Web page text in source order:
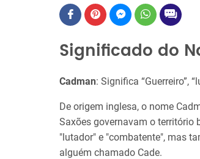
Significado do
Cadman: Significa “Guerreiro”,
De origem inglesa, o nome
Saxões governavam o território
"lutador" e "combatente", mas
alguém chamado Cade.